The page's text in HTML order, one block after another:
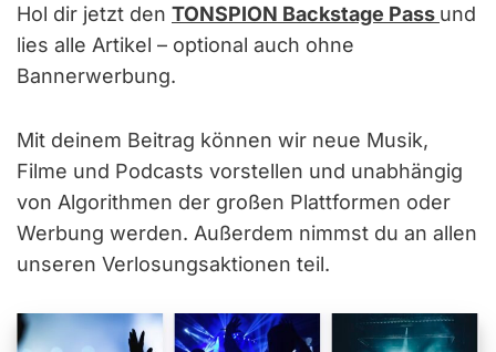
Hol dir jetzt den TONSPION Backstage Pass und
lies alle Artikel – optional auch ohne
Bannerwerbung.
Mit deinem Beitrag können wir neue Musik,
Filme und Podcasts vorstellen und unabhängig
von Algorithmen der großen Plattformen oder
Werbung werden. Außerdem nimmst du an allen
unseren Verlosungsaktionen teil.